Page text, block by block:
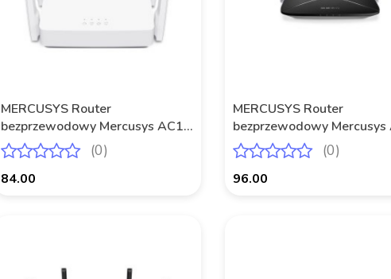
MERCUSYS Router
bezprzewodowy Mercusys AC10
AC1200 2xLAN 1xWAN
(0)
84.00
MERCUSYS Router
bezprzewodowy Mercusys
AC1200 3xLAN 1xWAN
(0)
96.00